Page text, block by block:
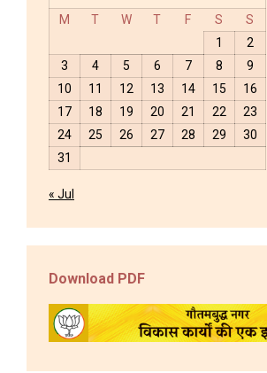
M
T W T F S
S
1
2
3
4 5 6 7 8
9
10
11 12 13 14 15
16
17
18 19 20 21 22
23
24
25 26 27 28 29
30
31
« Jul
Download PDF